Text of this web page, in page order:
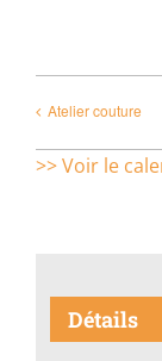
Atelier couture
>> Voir le
Détails